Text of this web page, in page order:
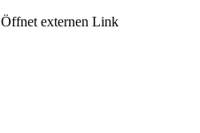
Öffnet externen Link